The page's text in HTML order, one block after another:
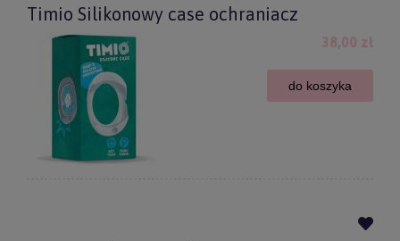
Timio Silikonowy case ochraniacz
38,00 zł
do koszyka